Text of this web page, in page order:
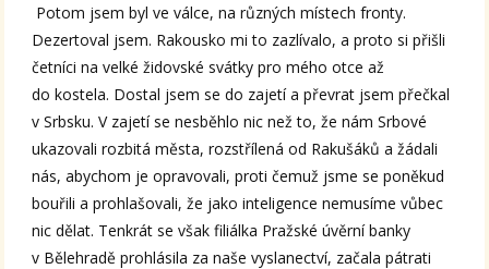
Potom jsem byl ve válce, na různých místech fronty.
Dezertoval jsem. Rakousko mi to zazlívalo, a proto si přišli
četníci na velké židovské svátky pro mého otce až
do kostela. Dostal jsem se do zajetí a převrat jsem přečkal
v Srbsku. V zajetí se nesběhlo nic než to, že nám Srbové
ukazovali rozbitá města, rozstřílená od Rakušáků a žádali
nás, abychom je opravovali, proti čemuž jsme se poněkud
bouřili a prohlašovali, že jako inteligence nemusíme vůbec
nic dělat. Tenkrát se však filiálka Pražské úvěrní banky
v Bělehradě prohlásila za naše vyslanectví, začala pátrati